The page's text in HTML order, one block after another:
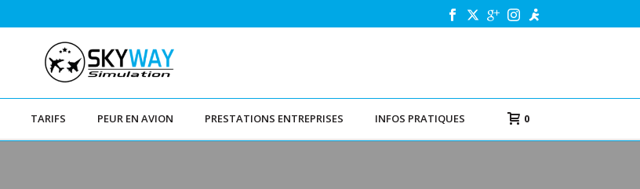
TARIFS PEUR EN AVION PRESTATIONS ENTREPRISES INFOS PRATIQUES 0